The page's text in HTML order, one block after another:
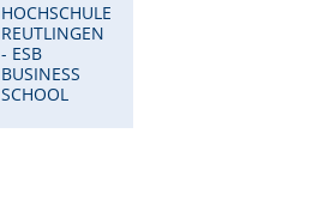
HOCHSCHULE
REUTLINGEN
- ESB
BUSINESS
SCHOOL